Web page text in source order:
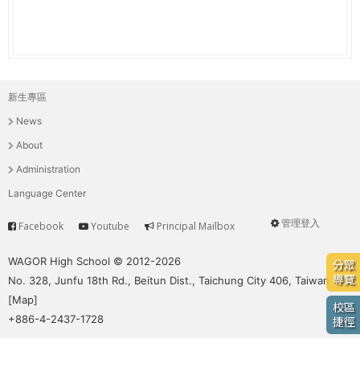
培
養
具
國
移
動
的
世
界
公
r
e
分眾
導覽
校區
捷徑
主
選
單
新生專區
News
About
Administration
Language Center
User
管理登入
Service
Facebook Youtube Principal Mailbox
WAGOR High School © 2012-2026
No. 328, Junfu 18th Rd., Beitun Dist., Taichung City 406, Taiwan
[Map]
+886-4-2437-1728